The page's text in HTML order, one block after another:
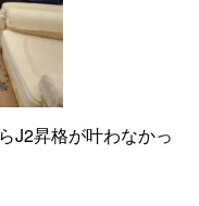
J2昇格が叶わなかっ